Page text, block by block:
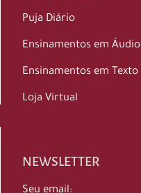
Puja Diário
Ensinamentos em Áudio
Ensinamentos em Texto
Loja Virtual
NEWSLETTER